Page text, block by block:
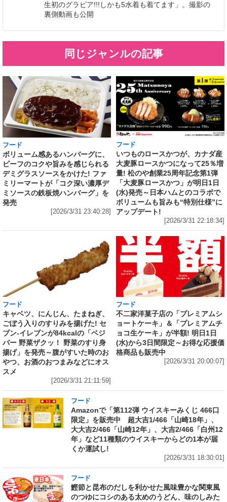
生初のグラビア!!!しかも5水着も着てます」。撮影の
裏側動画も公開
同じジャンルの記事
フード
ボリューム感あるハンバーグに、
ビーフのコクや旨みを感じられる
デミグラスソースをかけた! ファ
ミリーマートが「コク深い濃厚デ
ミソースの鉄板焼ハンバーグ」を
発売
[2026/3/31 23:40:28]
フード
いつものロースかつが、カナダ産
大麦豚ロースかつになって25％増
量! 松のや創業25周年記念第1弾
「大麦豚ロースかつ」が明日1日
(水)発売～日本ハムとのコラボで
ボリュームも旨みも“特別仕様”に
アップデート!
[2026/3/31 22:18:34]
フード
キャベツ、にんじん、たまねぎ、
ごぼう入りのすりみを揚げた! セ
ブン‐イレブンが84kcalの「ベジ
バー 野菜ザクッ！ 野菜のすり身
揚げ」を発売～腹がすいた時のお
やつ、お酒のおつまみなどにオス
スメ
[2026/3/31 21:11:59]
フード
不二家洋菓子店の「プレミアムシ
ョートケーキ」＆「プレミアムチ
ョコ生ケーキ」が半額! 明日1日
(水)から3日間限定～お得な応援価
格商品も販売中
[2026/3/31 20:00:07]
フード
Amazonで「第112弾 ウイスキーみくじ 466口
限定」を販売中 超大吉1/466「山崎18年」、
大大吉2/466「山崎12年」、大吉2/466「白州12
年」など11種類のウイスキーからどの1本が届
くか運試し!
[2026/3/31 18:30:01]
フード
鰹節と昆布のだしを利かせた風味豊かな関東風
のつゆにコシのある太めのうどん、味のしみた